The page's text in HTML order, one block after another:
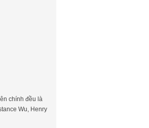
chính đều là
Wu, Henry